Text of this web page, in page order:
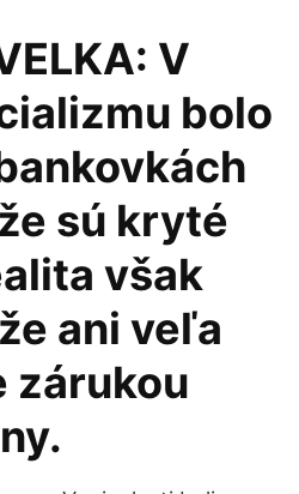
V
bolo
sú kryté
však
ani veľa
zárukou